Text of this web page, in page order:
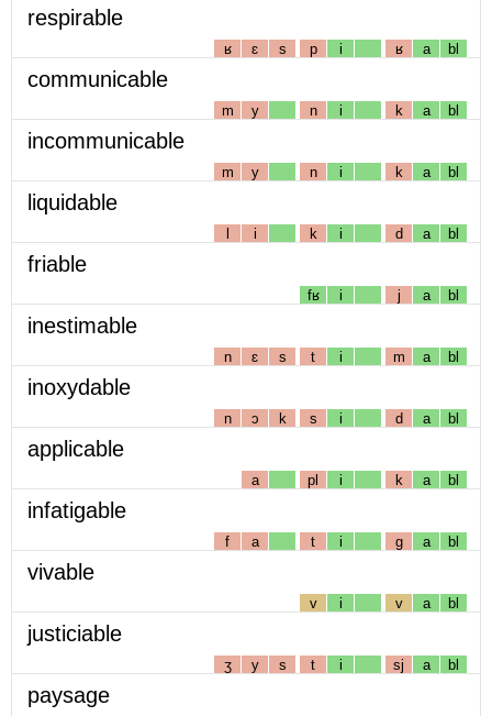
respirable
ʁ ɛ s p i ʁ a bl
communicable
m y n i k a bl
incommunicable
m y n i k a bl
liquidable
l i k i d a bl
friable
fʁ i j a bl
inestimable
n ɛ s t i m a bl
inoxydable
n ɔ k s i d a bl
applicable
a pl i k a bl
infatigable
f a t i g a bl
vivable
v i v a bl
justiciable
ʒ y s t i sj a bl
paysage